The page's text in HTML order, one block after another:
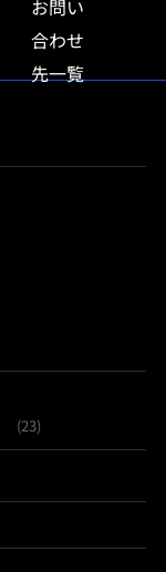
お問い
合わせ
先一覧
(23)